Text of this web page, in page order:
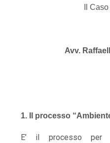
Il
Avv.
1. Il processo
E’ il processo per